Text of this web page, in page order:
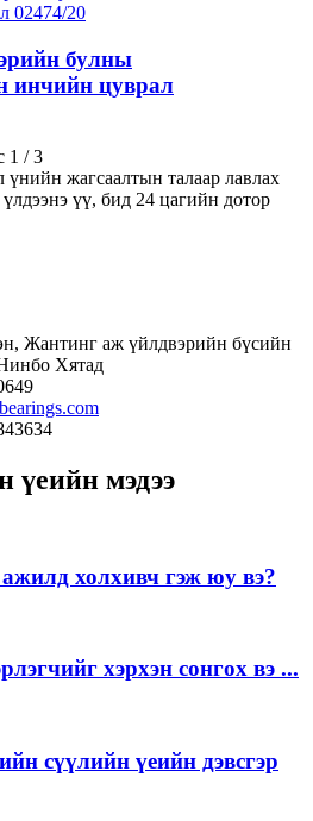
булны
инчийн цуврал
1 / 3
үнийн жагсаалтын талаар лавлах
үү, бид 24 цагийн дотор
Жантинг аж үйлдвэрийн бүсийн
Хятад
үеийн мэдээ
холхивч гэж юу вэ?
хэрхэн сонгох вэ ...
сүүлийн үеийн дэвсгэр